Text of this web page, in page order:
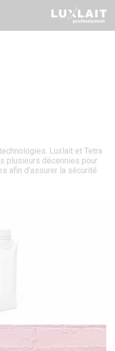
Produits pro
Sur-mesure
A propos de nous
Luxlait et Tetra
plusieurs décennies pour
afin d’assurer la sécurité